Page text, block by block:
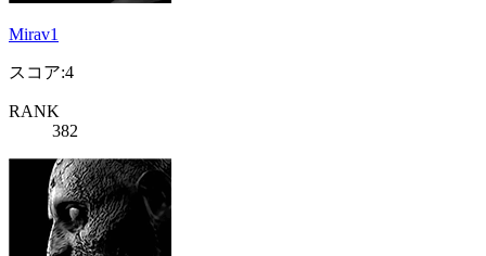
Mirav1
スコア:4
RANK
382